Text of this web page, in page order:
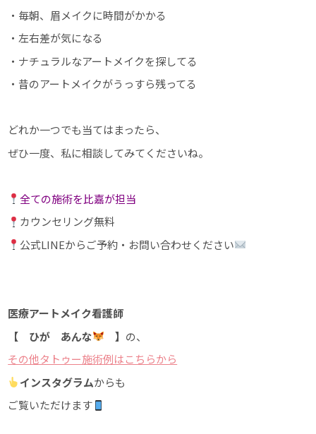
・毎朝、眉メイクに時間がかかる
・左右差が気になる
・ナチュラルなアートメイクを探してる
・昔のアートメイクがうっすら残ってる
どれか一つでも当てはまったら、
ぜひ一度、私に相談してみてくださいね。
全ての施術を比嘉が担当
カウンセリング無料
公式LINEからご予約・お問い合わせください
医療アートメイク看護師
【 ひが あんな
】 の、
その他タトゥー施術例はこちらから
インスタグラムからも
ご覧いただけます